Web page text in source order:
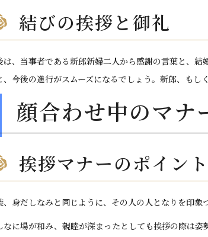
結びの挨拶と御礼
は、当事者である新郎新婦二人から感謝の言葉と、
、今後の進行がスムーズになるでしょう。新郎、もし
顔合わせ中のマナ
挨拶マナーのポイント
、身だしなみと同じように、その人の人となりを印象
なに場が和み、親睦が深まったとしても挨拶の際は